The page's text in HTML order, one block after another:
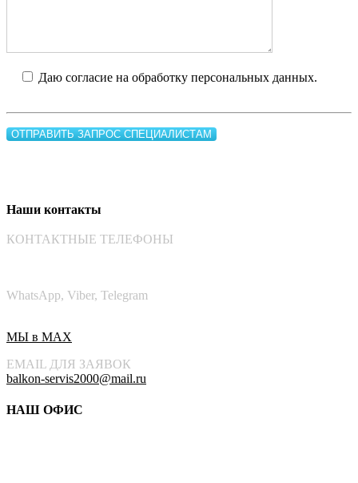
Даю согласие на обработку персональных данных.
Наши контакты
КОНТАКТНЫЕ ТЕЛЕФОНЫ
WhatsApp, Viber, Telegram
МЫ в MAX
EMAIL ДЛЯ ЗАЯВОК
balkon-servis2000@mail.ru
НАШ ОФИС